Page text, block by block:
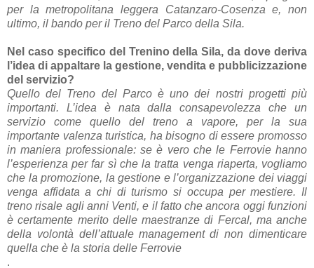
per la metropolitana leggera Catanzaro-Cosenza e, non
ultimo, il bando per il Treno del Parco della Sila.
Nel caso specifico del Trenino della Sila, da dove deriva
l’idea di appaltare la gestione, vendita e pubblicizzazione
del servizio?
Quello del Treno del Parco è uno dei nostri progetti più
importanti. L’idea è nata dalla consapevolezza che un
servizio come quello del treno a vapore, per la sua
importante valenza turistica, ha bisogno di essere promosso
in maniera professionale: se è vero che le Ferrovie hanno
l’esperienza per far sì che la tratta venga riaperta, vogliamo
che la promozione, la gestione e l’organizzazione dei viaggi
venga affidata a chi di turismo si occupa per mestiere. Il
treno risale agli anni Venti, e il fatto che ancora oggi funzioni
è certamente merito delle maestranze di Fercal, ma anche
della volontà dell’attuale management di non dimenticare
quella che è la storia delle Ferrovie
.